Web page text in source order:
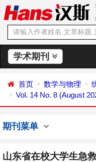
学术期刊
首页 数学与物理
Vol. 14 No. 8 (August
期刊菜单
山东省在校大学生急